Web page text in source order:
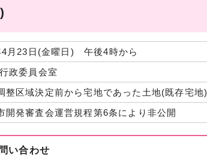
4月23日(金曜日) 午後4時から
政委員会室
整区域決定前から宅地であった土地(既存宅
開発審査会運営規程第6条により非公開
い合わせ